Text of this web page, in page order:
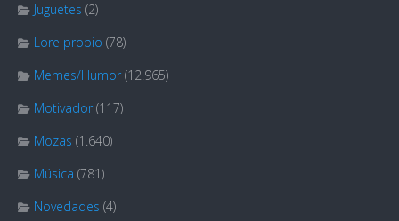
Juguetes (2)
Lore propio (78)
Memes/Humor (12.965)
Motivador (117)
Mozas (1.640)
Música (781)
Novedades (4)